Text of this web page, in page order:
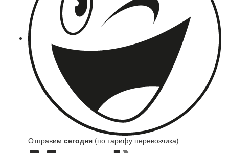
Отправим сегодня (по тарифу перевозчика)